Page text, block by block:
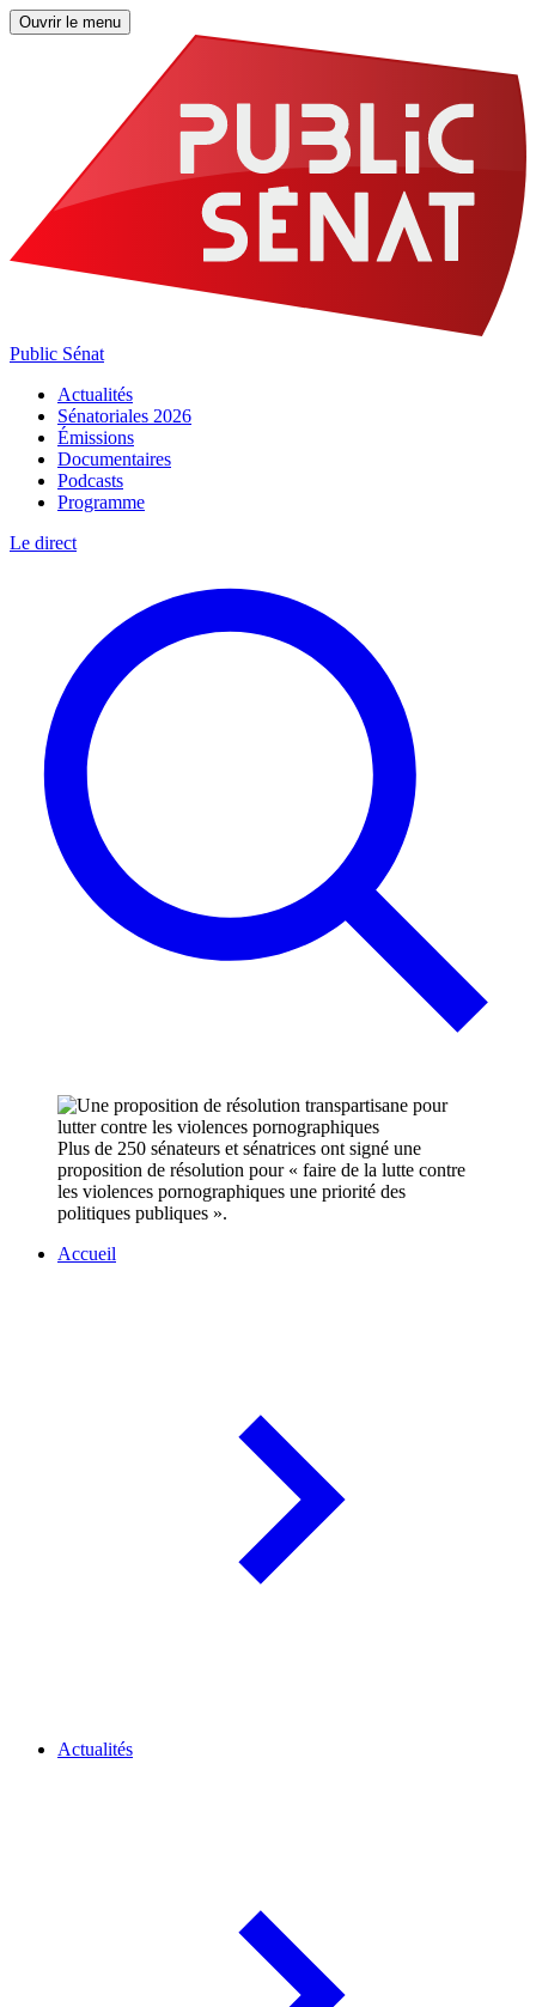
Ouvrir le menu
Public Sénat
Actualités
Sénatoriales 2026
Émissions
Documentaires
Podcasts
Programme
Le direct
Plus de 250 sénateurs et sénatrices ont signé une
proposition de résolution pour « faire de la lutte contre
les violences pornographiques une priorité des
politiques publiques ».
Accueil
Actualités